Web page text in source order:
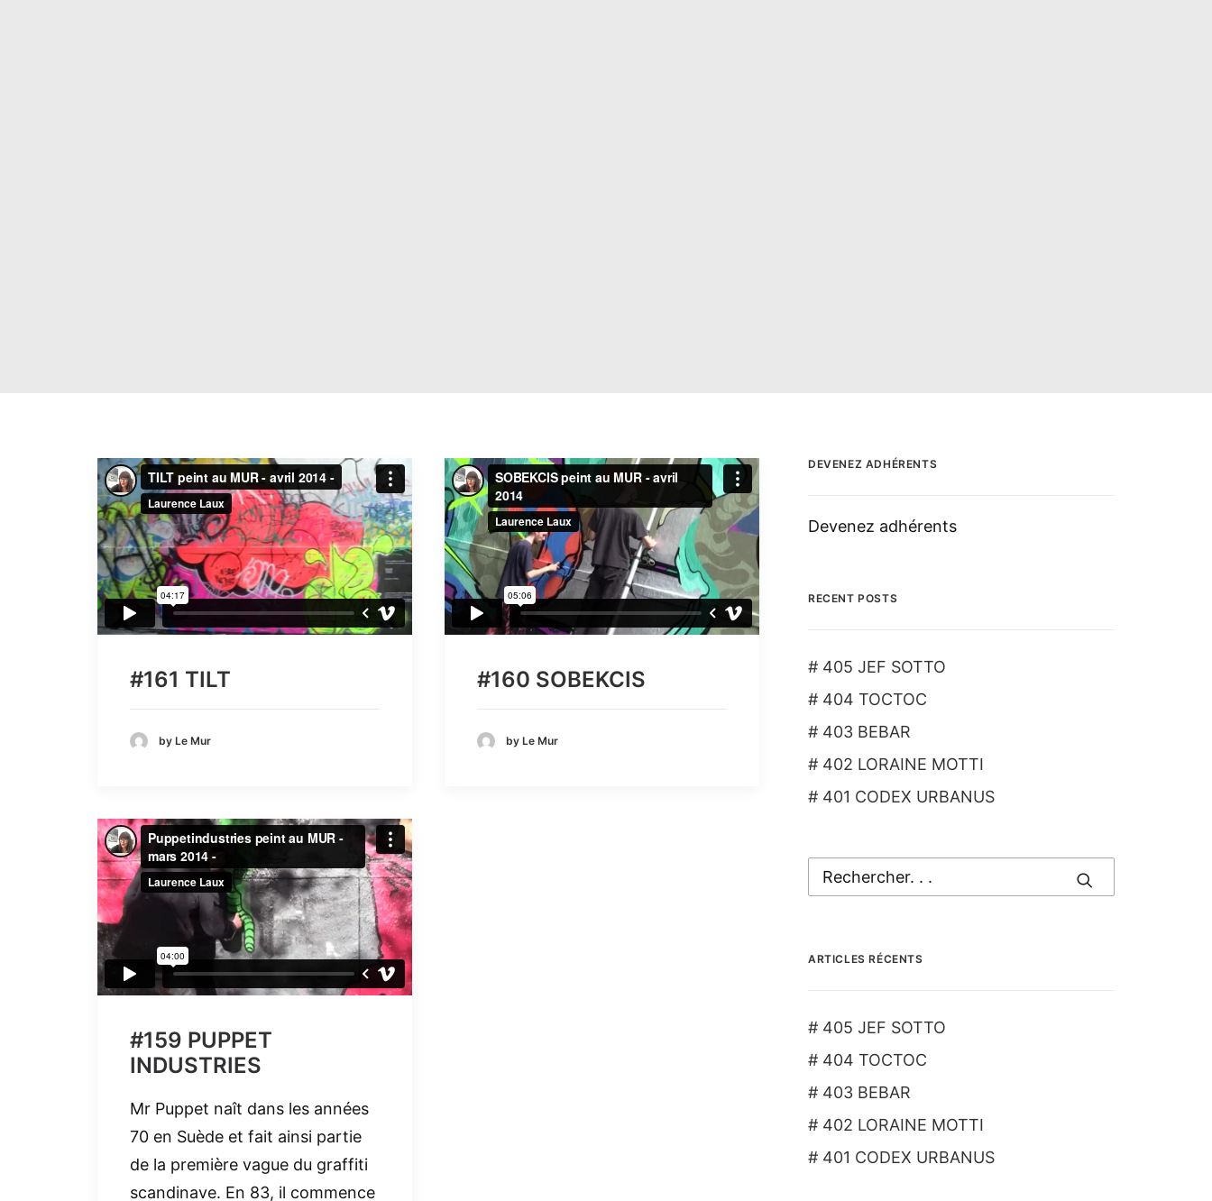
#161 TILT
by Le Mur
#160 SOBEKCIS
by Le Mur
#159 PUPPET
INDUSTRIES
Mr Puppet naît dans les années
70 en Suède et fait ainsi partie
de la première vague du graffiti
scandinave. En 83, il commence
DEVENEZ ADHÉRENTS
Devenez adhérents
RECENT POSTS
# 405 JEF SOTTO
# 404 TOCTOC
# 403 BEBAR
# 402 LORAINE MOTTI
# 401 CODEX URBANUS
ARTICLES RÉCENTS
# 405 JEF SOTTO
# 404 TOCTOC
# 403 BEBAR
# 402 LORAINE MOTTI
# 401 CODEX URBANUS